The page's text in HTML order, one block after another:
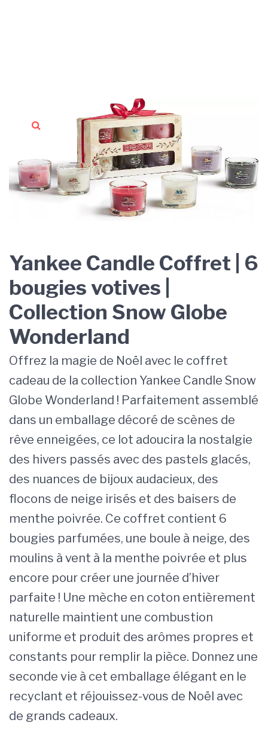
Yankee Candle Coffret | 6
bougies votives |
Collection Snow Globe
Wonderland
Offrez la magie de Noël avec le coffret
cadeau de la collection Yankee Candle Snow
Globe Wonderland ! Parfaitement assemblé
dans un emballage décoré de scènes de
rêve enneigées, ce lot adoucira la nostalgie
des hivers passés avec des pastels glacés,
des nuances de bijoux audacieux, des
flocons de neige irisés et des baisers de
menthe poivrée. Ce coffret contient 6
bougies parfumées, une boule à neige, des
moulins à vent à la menthe poivrée et plus
encore pour créer une journée d’hiver
parfaite ! Une mèche en coton entièrement
naturelle maintient une combustion
uniforme et produit des arômes propres et
constants pour remplir la pièce. Donnez une
seconde vie à cet emballage élégant en le
recyclant et réjouissez-vous de Noël avec
de grands cadeaux.